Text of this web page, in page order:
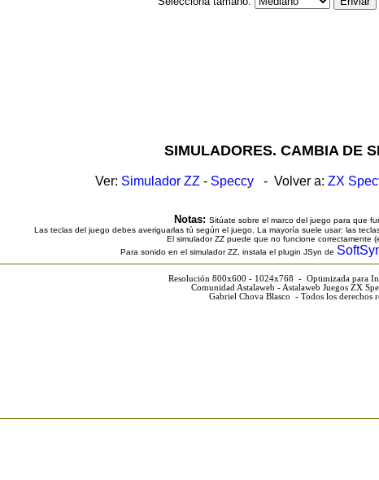
SIMULADORES. CAMBIA DE
Ver: Simulador ZZ - Speccy - Volver a: ZX
Notas: Sitúate sobre el marco del juego para que
Las teclas del juego debes averiguarlas tú según el juego. La mayoría suele usar: las
El simulador ZZ puede que no funcione correctamente
Para sonido en el simulador ZZ, instala el plugin JSyn de
Resolución 800x600 - 1024x768 - Optimizada para
Comunidad Astalaweb - Astalaweb Juegos ZX
Gabriel Chova Blasco - Todos los derechos